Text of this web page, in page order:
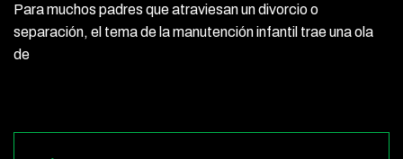
Para muchos padres que atraviesan un divorcio o
separación, el tema de la manutención infantil trae una ola
de